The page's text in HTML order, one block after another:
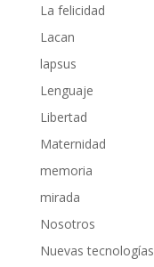
La felicidad
Lacan
lapsus
Lenguaje
Libertad
Maternidad
memoria
mirada
Nosotros
Nuevas tecnologías